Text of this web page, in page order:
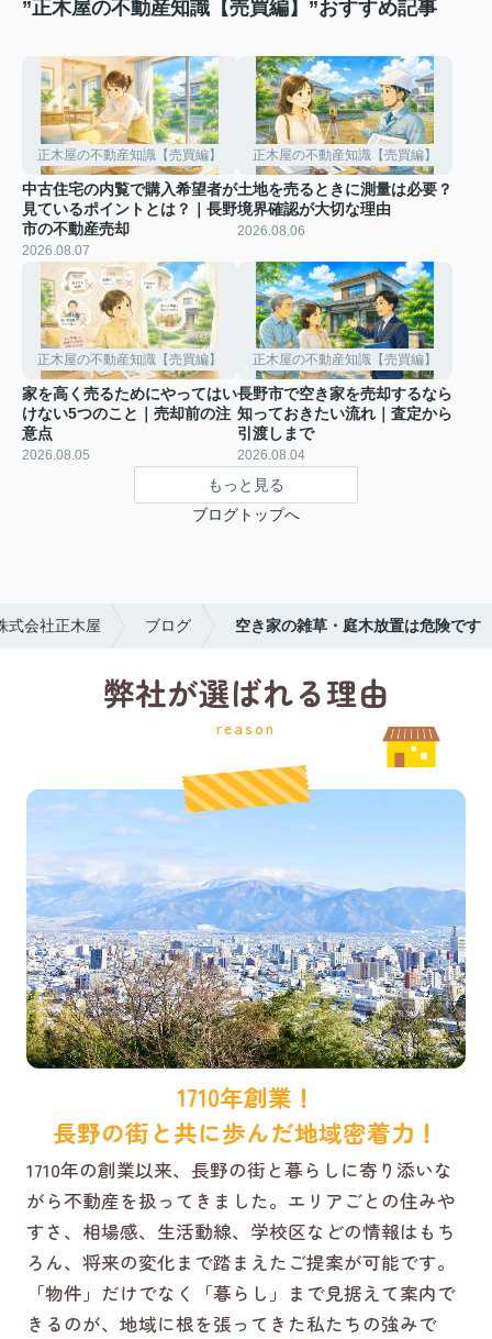
”正木屋の不動産知識【売買編】”おすすめ記事
正木屋の不動産知識【売買編】
中古住宅の内覧で購入希望者が
見ているポイントとは？｜長野
市の不動産売却
2026.08.07
正木屋の不動産知識【売買編】
土地を売るときに測量は必要？
境界確認が大切な理由
2026.08.06
正木屋の不動産知識【売買編】
家を高く売るためにやってはい
けない5つのこと｜売却前の注
意点
2026.08.05
正木屋の不動産知識【売買編】
長野市で空き家を売却するなら
知っておきたい流れ｜査定から
引渡しまで
2026.08.04
もっと見る
ブログトップへ
式会社正木屋 ブログ 空き家の雑草・庭木放置は危険です
弊社が選ばれる理由
reason
1710年創業！
長野の街と共に歩んだ地域密着力！
1710年の創業以来、長野の街と暮らしに寄り添いな
がら不動産を扱ってきました。エリアごとの住みや
すさ、相場感、生活動線、学校区などの情報はもち
ろん、将来の変化まで踏まえたご提案が可能です。
「物件」だけでなく「暮らし」まで見据えて案内で
きるのが、地域に根を張ってきた私たちの強みで